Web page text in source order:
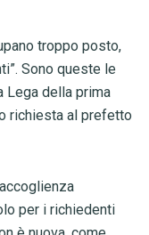
troppo posto,
Sono queste le
Lega della prima
richiesta al prefetto
per i richiedenti